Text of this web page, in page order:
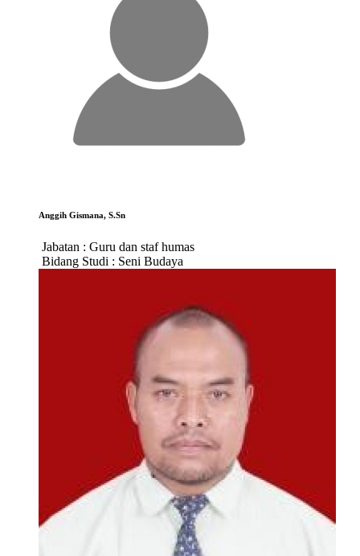
Anggih Gismana, S.Sn
Jabatan : Guru dan staf humas
Bidang Studi : Seni Budaya